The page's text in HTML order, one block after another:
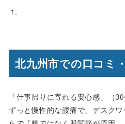
北九州市での口コミ
「仕事帰りに寄れる安心感」（
ずっと慢性的な腰痛で、デスク